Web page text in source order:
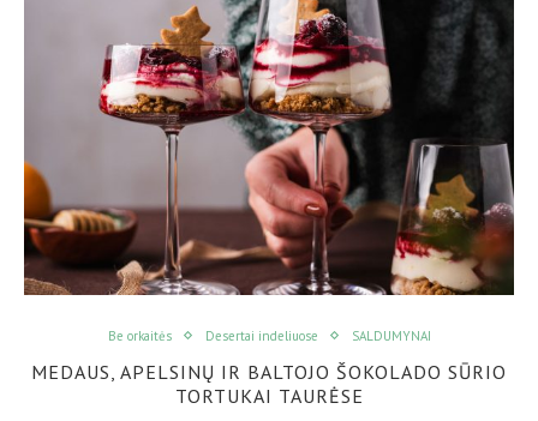
Be orkaitės Desertai indeliuose SALDUMYNAI
MEDAUS, APELSINŲ IR BALTOJO ŠOKOLADO SŪRIO
TORTUKAI TAURĖSE